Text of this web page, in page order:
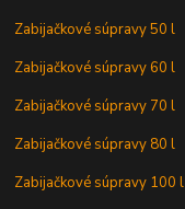
Zabijačkové súpravy 50 l
Zabijačkové súpravy 60 l
Zabijačkové súpravy 70 l
Zabijačkové súpravy 80 l
Zabijačkové súpravy 100 l